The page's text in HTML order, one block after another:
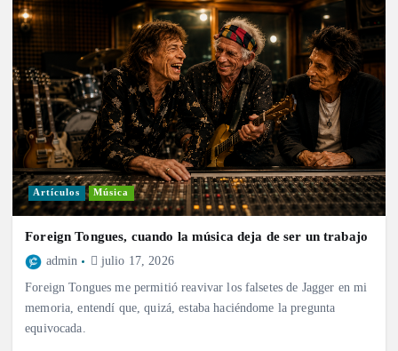
Artículos Música
Foreign Tongues, cuando la música deja de ser un trabajo
admin julio 17, 2026
Foreign Tongues me permitió reavivar los falsetes de Jagger en mi
memoria, entendí que, quizá, estaba haciéndome la pregunta
equivocada.